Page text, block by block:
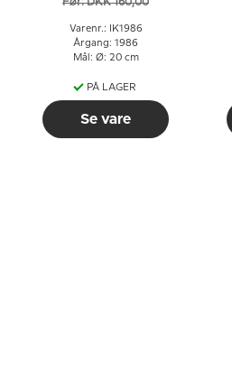
Varenr.: IK1986
Årgang: 1986
Mål: Ø: 20 cm
PÅ LAGER
Se vare